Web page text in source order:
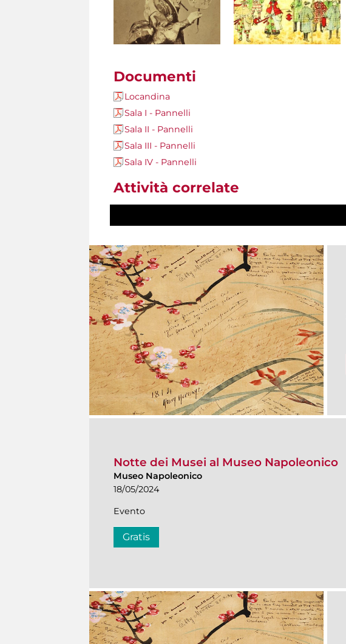
Documenti
Locandina
Sala I - Pannelli
Sala II - Pannelli
Sala III - Pannelli
Sala IV - Pannelli
Attività correlate
Notte dei Musei al Museo Napoleonico
Museo Napoleonico
18/05/2024
Evento
Gratis